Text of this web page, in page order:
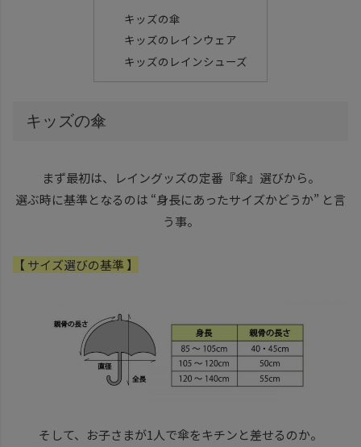
キッズの傘
キッズのレインウェア
キッズのレインシューズ
キッズの傘
まず最初は、レイングッズの定番『傘』選びから。
選ぶ時に基準となるのは “身長にあったサイズかどうか” と言
う事。
【 サイズ選びの基準 】
そして、お子さまが1人で傘をキチンと差せるのか。